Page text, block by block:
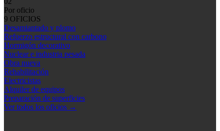
Por oficio
9 OFICIOS
Desamiantado y plomo
Refuerzo estructural con carbono
Hormigón decorativo
Nuclear e industria pesada
Obra nueva
Rehabilitación
Electricistas
Alquiler de equipos
Preparación de superficies
Ver todos los oficios →